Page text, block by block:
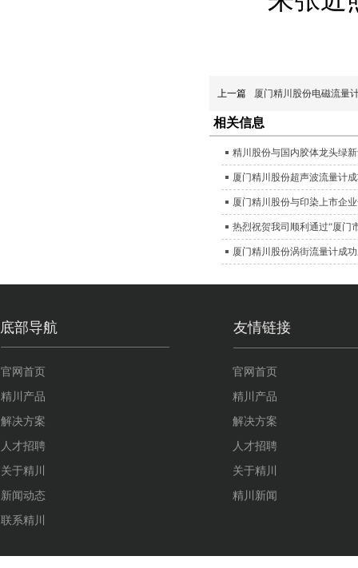
上一篇 厦门精川股份电磁流量
相关信息
精川股份与国内胶体龙头绿
厦门精川股份超声波流量计
厦门精川股份与印染上市企
热烈祝贺我司顺利通过“厦门
厦门精川股份涡街流量计成
官网首页
精川产品
解决方案
人才招聘
关于精川
新闻动态
联系精川
官网首页
精川产品
解决方案
人才招聘
关于精川
精川新闻
底部导航 友情链接